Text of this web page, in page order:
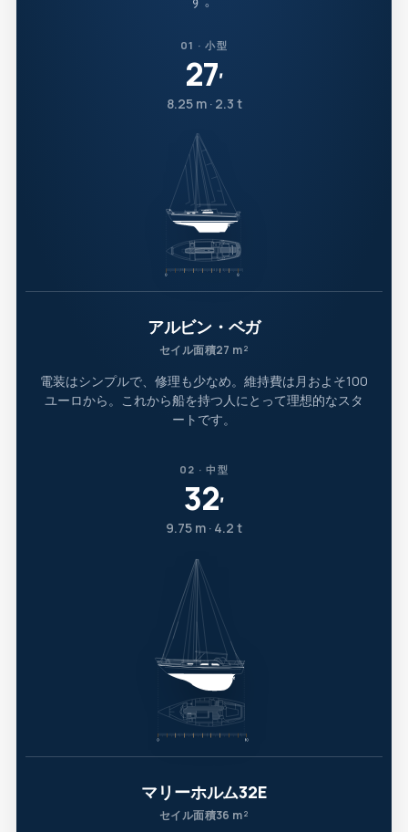
01 · 小型
27′
8.25 m · 2.3 t
アルビン・ベガ
セイル面積27 m²
電装はシンプルで、修理も少なめ。維持費は月およそ100
ユーロから。これから船を持つ人にとって理想的なスタ
ートです。
02 · 中型
32′
9.75 m · 4.2 t
マリーホルム32E
セイル面積36 m²